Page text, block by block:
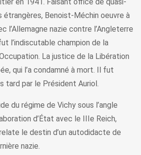
en 1941. Faisant office de quasi-
Benoist-Méchin oeuvre à
l’Allemagne nazie contre l’Angleterre
l’indiscutable champion de la
La justice de la Libération
qui l’a condamné à mort. Il fut
tard par le Président Auriol.
du régime de Vichy sous l’angle
d’État avec le IIIe Reich,
le destin d’un autodidacte de
nazie.